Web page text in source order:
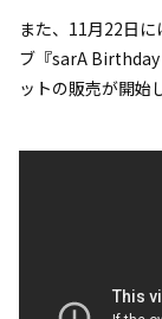
また、11月22日
ブ『sarA
ットの販売が開始